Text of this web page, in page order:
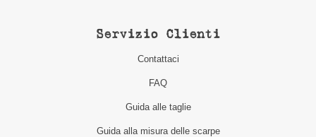
Servizio Clienti
Contattaci
FAQ
Guida alle taglie
Guida alla misura delle scarpe